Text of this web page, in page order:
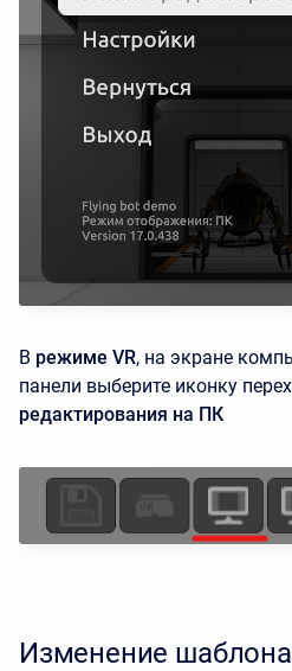
В режиме VR, на экране
панели выберите иконку
редактирования на ПК
Изменение